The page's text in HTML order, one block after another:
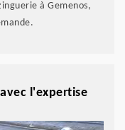
à Gemenos,
l'expertise